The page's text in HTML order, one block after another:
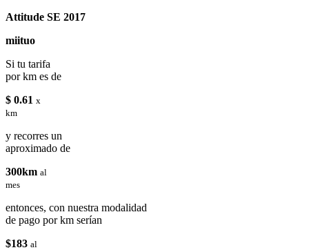
Attitude SE 2017
miituo
Si tu tarifa
por km es de
$ 0.61 x
km
y recorres un
aproximado de
300km al
mes
entonces, con nuestra modalidad
de pago por km serían
$183 al